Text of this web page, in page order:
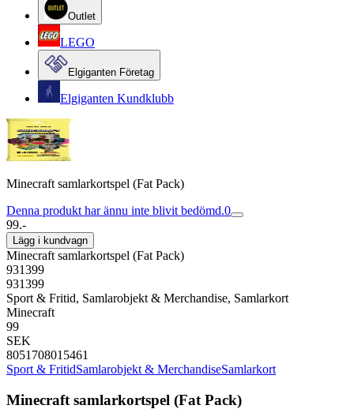
Outlet
LEGO
Elgiganten Företag
Elgiganten Kundklubb
Minecraft samlarkortspel (Fat Pack)
Denna produkt har ännu inte blivit bedömd.0
99.-
Lägg i kundvagn
Minecraft samlarkortspel (Fat Pack)
931399
931399
Sport & Fritid, Samlarobjekt & Merchandise, Samlarkort
Minecraft
99
SEK
8051708015461
Sport & FritidSamlarobjekt & MerchandiseSamlarkort
Minecraft samlarkortspel (Fat Pack)